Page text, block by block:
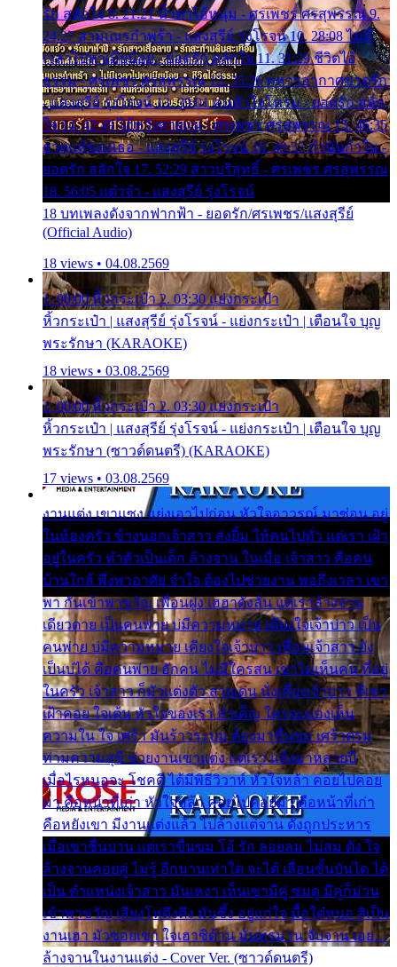
รัก สลักใจ 8. 21:21 น้ำตาไอ้หนุ่ม - ศรเพชร ศรสุพรรณ 9.
24:27 สามเณรกำพร้า - แสงสุรีย์ รุ่งโรจน์ 10. 28:08 ไม่มี
เวลาไปหาเมียน้อย - ยอดรัก สลักใจ 11. 31:29 ชีวิตไอ้
ธรรม - ศรเพชร ศรสุพรรณ 12. 35:26 ทหารอากาศขาดรัก
- แสงสุรีย์ รุ่งโรจน์ 13. 39:01 คนหัวใจโทรม - ยอดรัก สลัก
ใจ 14. 42:49 ไอ้หวังตายแน่ - ศรเพชร ศรสุพรรณ 15. 46:35
ธาตุแท้ของเธอ - แสงสุรีย์ รุ่งโรจน์ 16. 49:57 กำนันกำใน -
ยอดรัก สลักใจ 17. 52:29 สาวบริสุทธิ์ - ศรเพชร ศรสุพรรณ
18. 56:05 แต๋วจ๋า - แสงสุรีย์ รุ่งโรจน์
18 บทเพลงดังจากฟากฟ้า - ยอดรัก/ศรเพชร/แสงสุรีย์
(Official Audio)
18 views • 04.08.2569
1. 00:00 หิ้วกระเป๋า 2. 03:30 แย่งกระเป๋า
หิ้วกระเป๋า | แสงสุรีย์ รุ่งโรจน์ - แย่งกระเป๋า | เตือนใจ บุญ
พระรักษา (KARAOKE)
18 views • 03.08.2569
1. 00:00 หิ้วกระเป๋า 2. 03:30 แย่งกระเป๋า
หิ้วกระเป๋า | แสงสุรีย์ รุ่งโรจน์ - แย่งกระเป๋า | เตือนใจ บุญ
พระรักษา (ซาวด์ดนตรี) (KARAOKE)
17 views • 03.08.2569
งานแต่ง เขาแซง แย่งเอาไปก่อน หัวใจอาวรณ์ มาซ่อน อยู่
ในห้องครัว ข้างนอกเจ้าสาว ส่งยิ้ม ให้คนไปทั่ว แต่เรา เฝ้า
อยู่ในครัว ทำตัวเป็นเด็ก ล้างจาน ในเมื่อ เจ้าสาว คือคน
บ้านใกล้ พึ่งพาอาศัย จำใจ ต้องไปช่วยงาน พอถึงเวลา เขา
พา กันเข้าพาขวัญ เพื่อนฝูง เฮฮาดังลั่น แต่เราล้างจาน
เดียวดาย เป็นคนพ่าย บ่มีความหมาย เคียงใจเจ้าบ่าว เป็น
คนพ่าย บ่มีความหมาย เคียงใจเจ้าบ่าว เพื่อนเจ้าสาว ยัง
เป็นบ่ได้ คือคนพ่าย ฮักคน ไม่มีใครสน เขาไม่เห็นคน ที่อยู่
ในครัว เจ้าสาว ก็มัวแต่งตัว สวยเด่น นั่งเคียงเจ้าบ่าว ที่เขา
เฝ้าคอย ใจเต้น หัวใจของเรา ลำเค็ญ ใครจะมองเห็น
ความใน ใจ เศร้า มันร้าวระบม ต้องมาขื่นขม เศร้าตรม
ท่ามความสุขี ช่วยงานเขาแต่ง แต่เรา แล้งมาหลายปี
เมื่อไรหนอจะ โชคดี ได้มีพิธีวิวาห์ หัวใจหล้า คอยไปคอย
มา คือหน้าที่เก่า หัวใจหล้า คอยไปคอยมา คือหน้าที่เก่า
คือหยังเขา มีงานแต่งแล้ว ไปล้างแต่จาน ดั่งถูกประหาร
เมื่อเขาชื่นบาน แต่เราขื่นขม โอ้ รัก ลอยลม ไม่สม ดัง ใจ
ล้างจานคอยคู่ ไม่รู้ อีกนานเท่าใด จะได้ เลื่อนขั้นบันได ได้
เป็น ตำแหน่งเจ้าสาว มันเหงา เห็นเขามีคู่ ซมดู มีคู่ก็ม่วน
เข้าพาขวัญ เสียงโห่ตึงตึง มันซึ้ง อยู่แก่ใจ มื้อใด๋หนอ สิเป็น
งานเฮา มัวซอยเขา ใจเฮาซิด้าน มันทรมาน จับจาน เอย…
ล้างจานในงานแต่ง - Cover Ver. (ซาวด์ดนตรี)